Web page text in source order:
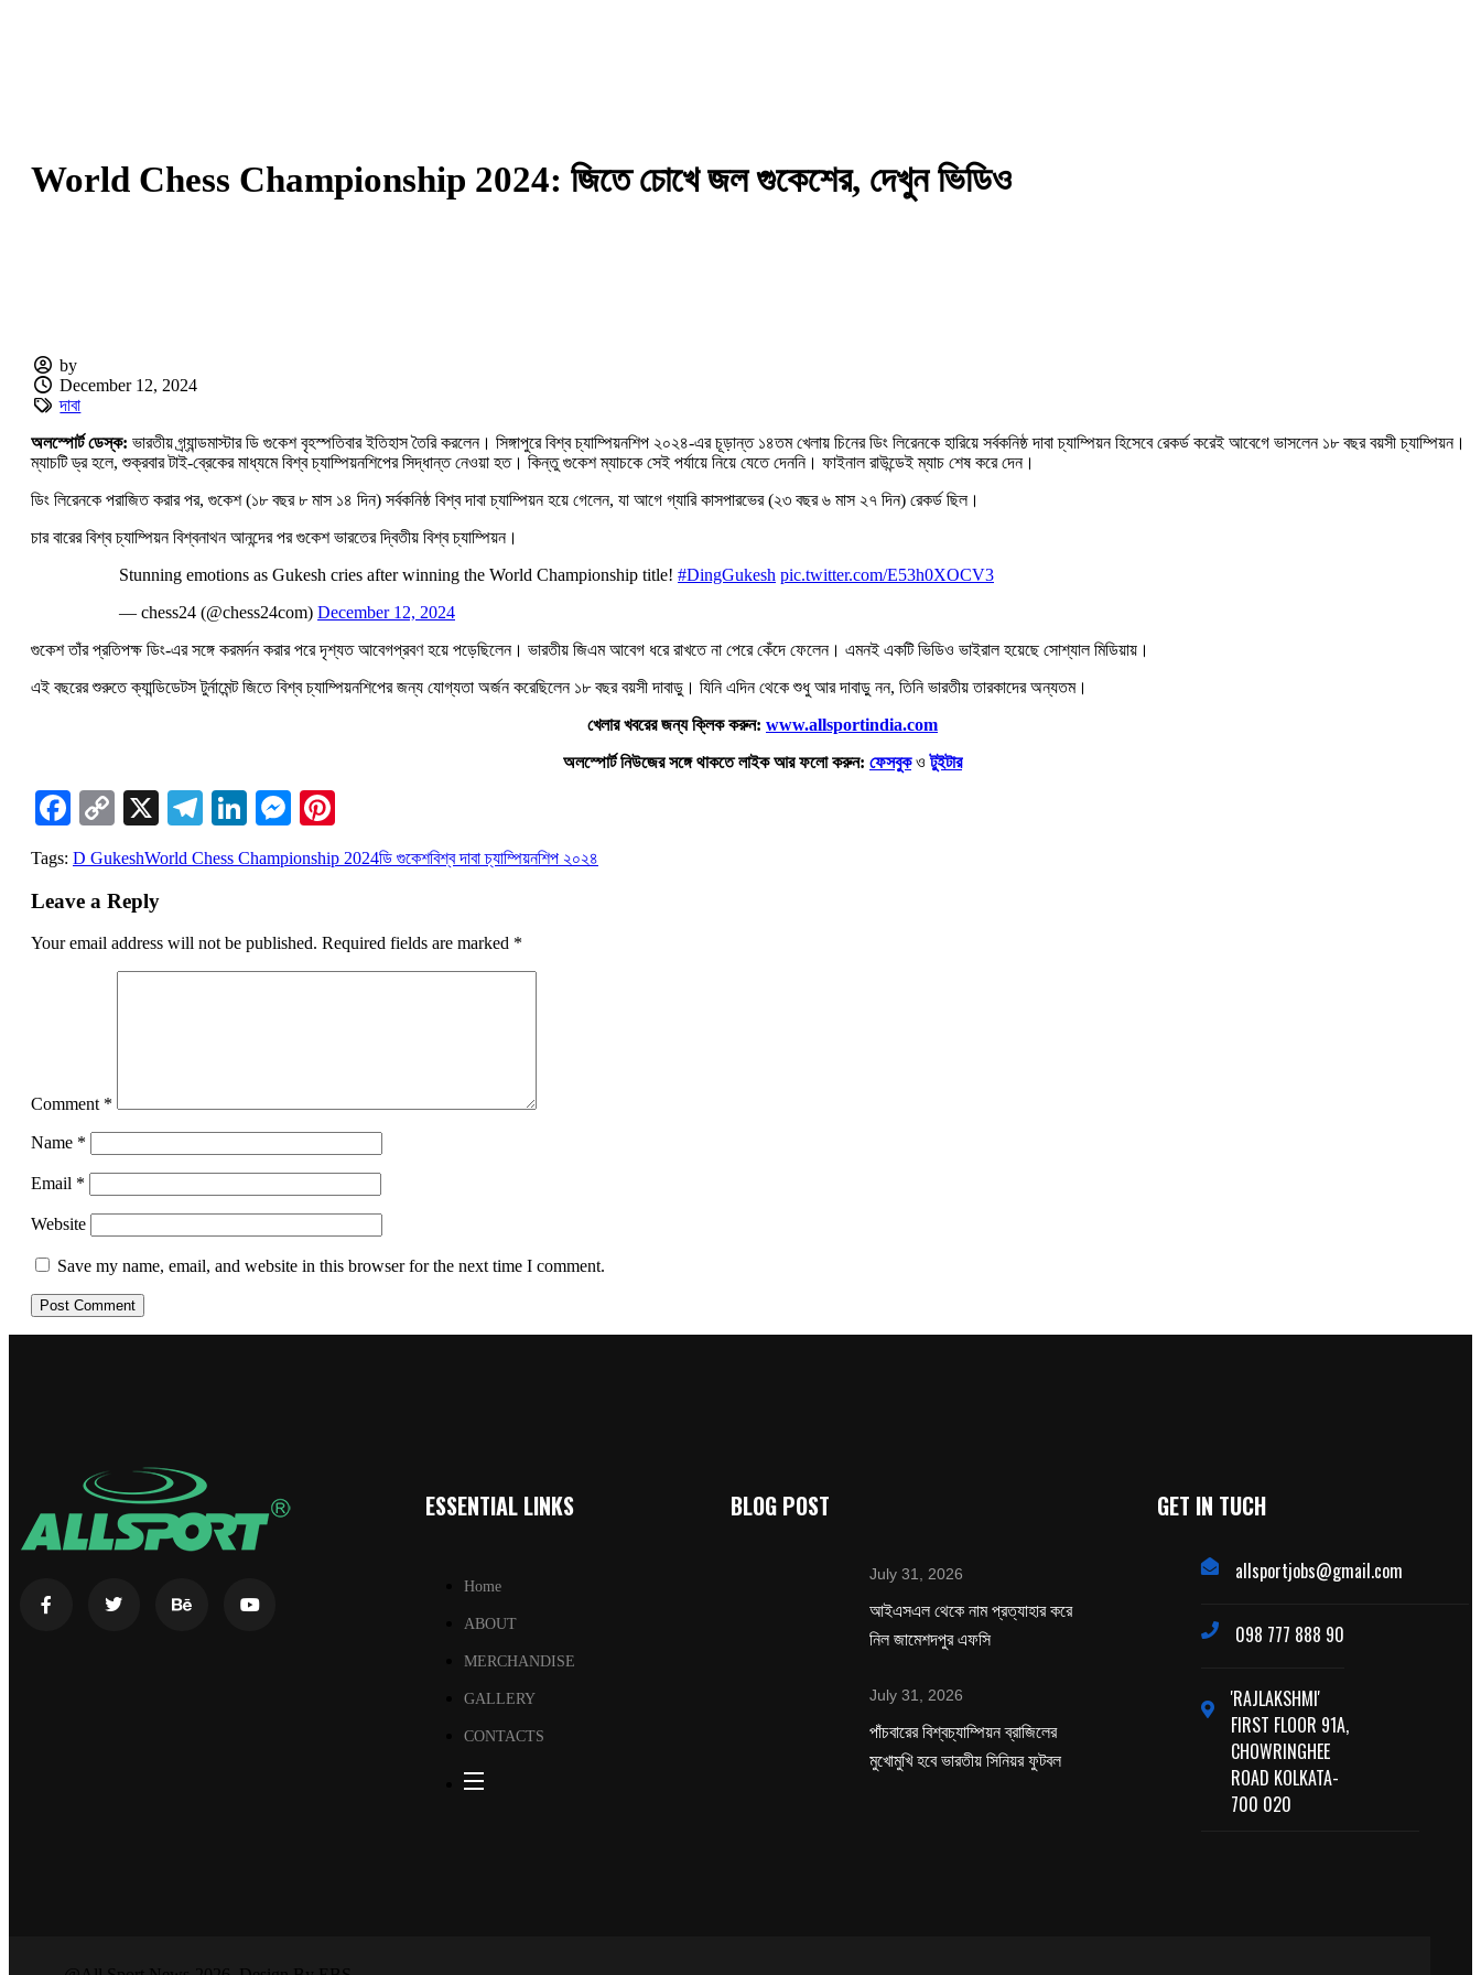
World Chess Championship 2024: জিতে চোখে জল গুকেশের, দেখুন ভিডিও
by
December 12, 2024
দাবা
অলস্পোর্ট ডেস্ক: ভারতীয় গ্র্যান্ডমাস্টার ডি গুকেশ বৃহস্পতিবার ইতিহাস তৈরি করলেন। সিঙ্গাপুরে বিশ্ব চ্যাম্পিয়নশিপ ২০২৪-এর চূড়ান্ত ১৪তম খেলায় চিনের ডিং লিরেনকে হারিয়ে সর্বকনিষ্ঠ দাবা চ্যাম্পিয়ন হিসেবে রেকর্ড করেই আবেগে ভাসলেন ১৮ বছর বয়সী চ্যাম্পিয়ন।
ম্যাচটি ড্র হলে, শুক্রবার টাই-ব্রেকের মাধ্যমে বিশ্ব চ্যাম্পিয়নশিপের সিদ্ধান্ত নেওয়া হত। কিন্তু গুকেশ ম্যাচকে সেই পর্যায়ে নিয়ে যেতে দেননি। ফাইনাল রাউন্ডেই ম্যাচ শেষ করে দেন।
ডিং লিরেনকে পরাজিত করার পর, গুকেশ (১৮ বছর ৮ মাস ১৪ দিন) সর্বকনিষ্ঠ বিশ্ব দাবা চ্যাম্পিয়ন হয়ে গেলেন, যা আগে গ্যারি কাসপারভের (২৩ বছর ৬ মাস ২৭ দিন) রেকর্ড ছিল।
চার বারের বিশ্ব চ্যাম্পিয়ন বিশ্বনাথন আনন্দের পর গুকেশ ভারতের দ্বিতীয় বিশ্ব চ্যাম্পিয়ন।
Stunning emotions as Gukesh cries after winning the World Championship title! #DingGukesh pic.twitter.com/E53h0XOCV3
— chess24 (@chess24com) December 12, 2024
গুকেশ তাঁর প্রতিপক্ষ ডিং-এর সঙ্গে করমর্দন করার পরে দৃশ্যত আবেগপ্রবণ হয়ে পড়েছিলেন। ভারতীয় জিএম আবেগ ধরে রাখতে না পেরে কেঁদে ফেলেন। এমনই একটি ভিডিও ভাইরাল হয়েছে সোশ্যাল মিডিয়ায়।
এই বছরের শুরুতে ক্যান্ডিডেটস টুর্নামেন্ট জিতে বিশ্ব চ্যাম্পিয়নশিপের জন্য যোগ্যতা অর্জন করেছিলেন ১৮ বছর বয়সী দাবাড়ু। যিনি এদিন থেকে শুধু আর দাবাড়ু নন, তিনি ভারতীয় তারকাদের অন্যতম।
খেলার খবরের জন্য ক্লিক করুন: www.allsportindia.com
অলস্পোর্ট নিউজের সঙ্গে থাকতে লাইক আর ফলো করুন: ফেসবুকওটুইটার
Facebook
Copy
Link
X Telegram
LinkedIn
Messenger
Tags: D GukeshWorld Chess Championship 2024ডি গুকেশবিশ্ব দাবা চ্যাম্পিয়নশিপ ২০২৪
Leave a Reply
Your email address will not be published. Required fields are marked *
Comment *
Name *
Email *
Website
Save my name, email, and website in this browser for the next time I comment.
ESSENTIAL LINKS
Home
ABOUT
MERCHANDISE
GALLERY
CONTACTS
BLOG POST
July 31, 2026
‌আইএসএল থেকে নাম প্রত্যাহার করে
নিল জামেশদপুর এফসি
July 31, 2026
পাঁচবারের বিশ্বচ্যাম্পিয়ন ব্রাজিলের
মুখোমুখি হবে ভারতীয় সিনিয়র ফুটবল
GET IN TUCH
allsportjobs@gmail.com
098 777 888 90
'RAJLAKSHMI'
FIRST FLOOR 91A,
CHOWRINGHEE
ROAD KOLKATA-
700 020